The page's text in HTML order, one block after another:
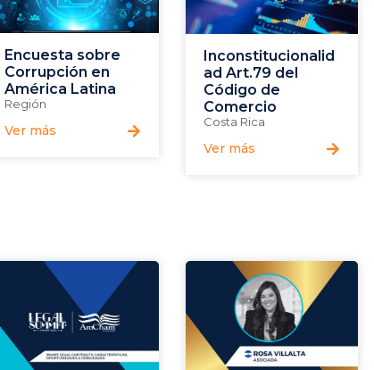
Encuesta sobre
Corrupción en
América Latina
Región
Ver más
Inconstitucionalid
ad Art.79 del
Código de
Comercio
Costa Rica
Ver más